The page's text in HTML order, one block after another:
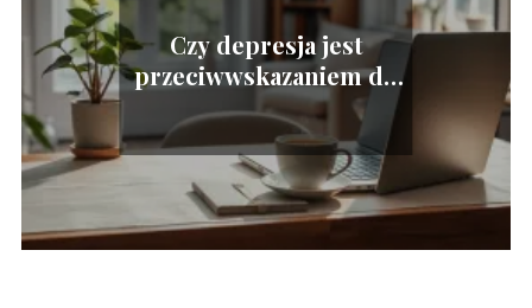
Czy depresja jest
przeciwwskazaniem do
pracy?